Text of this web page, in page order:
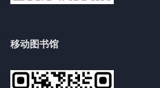
移动图书馆